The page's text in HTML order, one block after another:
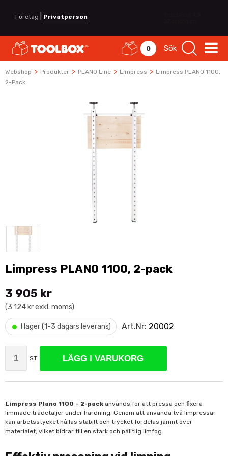
Företag Privatperson
0 Sök
Webshop > Produkter > PLANO Line > Limpress > Limpress PLANO 1100,
2-Pack
Limpress PLANO 1100, 2-pack
3 905 kr
(3 124 kr exkl. moms)
• I lager (1-3 dagars leverans) Art.Nr: 20002
ST LÄGG I VARUKORG
Limpress Plano 1100 – 2-packanvänds för att pressa och fixera
limmade trädetaljer under härdning. Genom att använda två limpressar
kan arbetsstycket hållas stabilt och trycket fördelas jämnt över
materialet, vilket bidrar till en stark och pålitlig limfog.